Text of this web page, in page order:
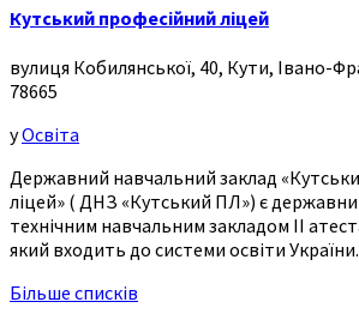
Кутський професійний ліцей
вулиця Кобилянської, 40, Кути, Івано-
78665
уОсвіта
Державний навчальний заклад
ліцей» ( ДНЗ «Кутський ПЛ») є
технічним навчальним закладом ІІ
який входить до системи освіти України.
Більше списків